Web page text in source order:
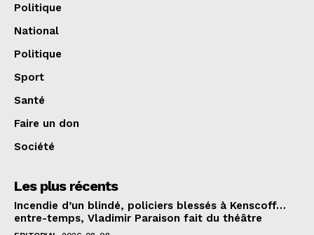
Politique
National
Politique
Sport
Santé
Faire un don
Société
Les plus récents
Incendie d’un blindé, policiers blessés à Kenscoff…
entre-temps, Vladimir Paraison fait du théâtre